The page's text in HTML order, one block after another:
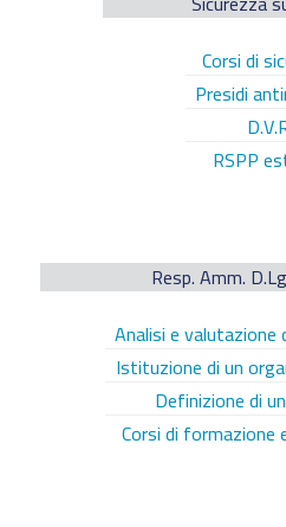
Corsi di
Presidi
RSPP
Resp. Amm.
Analisi e valutazione
Istituzione di un
Definizione di
Corsi di formazione